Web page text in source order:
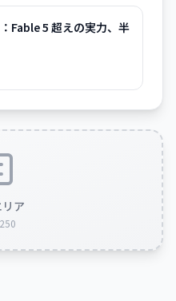
Fable 5 超えの実力、半
ア